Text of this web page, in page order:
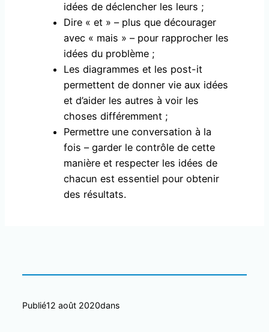
idées de déclencher les leurs ;
Dire « et » – plus que décourager
avec « mais » – pour rapprocher les
idées du problème ;
Les diagrammes et les post-it
permettent de donner vie aux idées
et d’aider les autres à voir les
choses différemment ;
Permettre une conversation à la
fois – garder le contrôle de cette
manière et respecter les idées de
chacun est essentiel pour obtenir
des résultats.
Publié12 août 2020dans